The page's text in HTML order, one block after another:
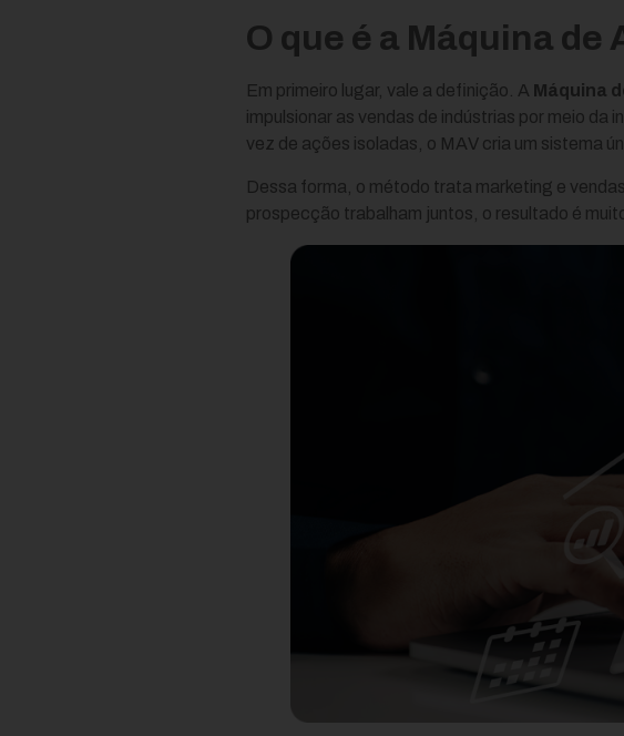
O que é a Máquina de
Em primeiro lugar, vale a definição. A Máquina
impulsionar as vendas de indústrias por meio
vez de ações isoladas, o MAV cria um sistema
Dessa forma, o método trata marketing e
prospecção trabalham juntos, o resultado é